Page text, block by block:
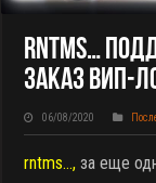
Rntms…
Заказ ВИП-
06/08/2020
rntms…,за еще